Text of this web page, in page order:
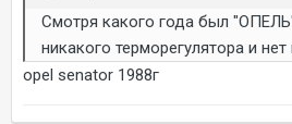
Смотря какого года был
никакого терморегулятора и нет
opel senatоr 1988г